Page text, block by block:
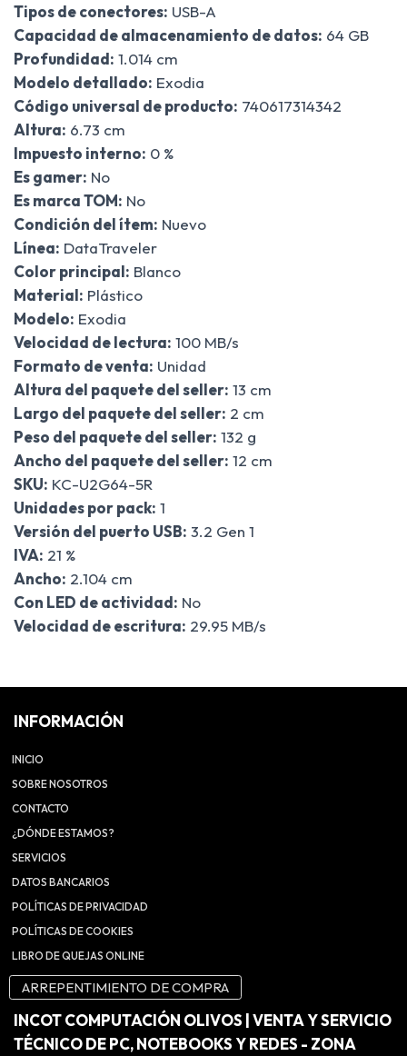
Tipos de conectores: USB-A
Capacidad de almacenamiento de datos: 64 GB
Profundidad: 1.014 cm
Modelo detallado: Exodia
Código universal de producto: 740617314342
Altura: 6.73 cm
Impuesto interno: 0 %
Es gamer: No
Es marca TOM: No
Condición del ítem: Nuevo
Línea: DataTraveler
Color principal: Blanco
Material: Plástico
Modelo: Exodia
Velocidad de lectura: 100 MB/s
Formato de venta: Unidad
Altura del paquete del seller: 13 cm
Largo del paquete del seller: 2 cm
Peso del paquete del seller: 132 g
Ancho del paquete del seller: 12 cm
SKU: KC-U2G64-5R
Unidades por pack: 1
Versión del puerto USB: 3.2 Gen 1
IVA: 21 %
Ancho: 2.104 cm
Con LED de actividad: No
Velocidad de escritura: 29.95 MB/s
INFORMACIÓN
INICIO
SOBRE NOSOTROS
CONTACTO
¿DÓNDE ESTAMOS?
SERVICIOS
DATOS BANCARIOS
POLÍTICAS DE PRIVACIDAD
POLÍTICAS DE COOKIES
LIBRO DE QUEJAS ONLINE
ARREPENTIMIENTO DE COMPRA
INCOT COMPUTACIÓN OLIVOS | VENTA Y SERVICIO
TÉCNICO DE PC, NOTEBOOKS Y REDES - ZONA